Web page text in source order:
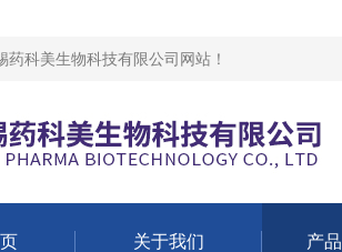
药科美生物科技有限公司网站 ！
关于我们 产